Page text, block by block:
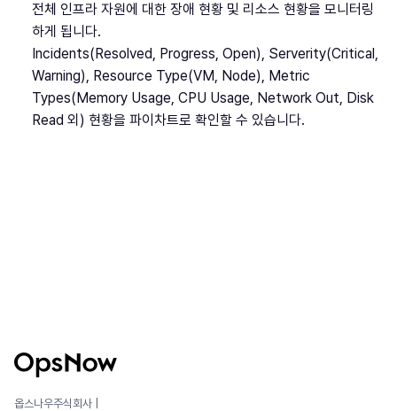
전체 인프라 자원에 대한 장애 현황 및 리소스 현황을 모니터링
하게 됩니다.
Incidents(Resolved, Progress, Open), Serverity(Critical,
Warning), Resource Type(VM, Node), Metric
Types(Memory Usage, CPU Usage, Network Out, Disk
Read 외) 현황을 파이차트로 확인할 수 있습니다.
옵스나우주식회사 |